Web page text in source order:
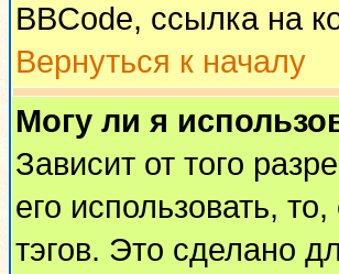
BBCode, ссылка на
Вернуться к началу
Могу ли я
Зависит от того
его использовать,
тэгов. Это сделано